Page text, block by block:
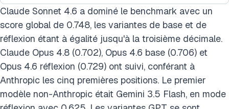
Claude Sonnet 4.6 a dominé le benchmark avec un
score global de 0.748, les variantes de base et de
réflexion étant à égalité jusqu'à la troisième décimale.
Claude Opus 4.8 (0.702), Opus 4.6 base (0.706) et
Opus 4.6 réflexion (0.729) ont suivi, conférant à
Anthropic les cinq premières positions. Le premier
modèle non-Anthropic était Gemini 3.5 Flash, en mode